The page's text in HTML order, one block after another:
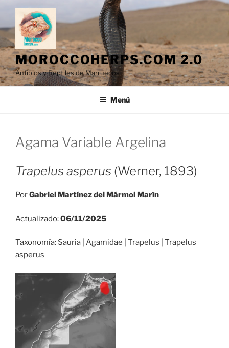
Saltar
contenido
MOROCCOHERPS.COM 2.0
Anfibios y Reptiles de Marruecos
Menú
Agama Variable Argelina
Trapelus asperus (Werner, 1893)
PorGabriel Martínez del Mármol Marín
Actualizado:06/11/2025
Taxonomía: Sauria | Agamidae | Trapelus | Trapelus
asperus